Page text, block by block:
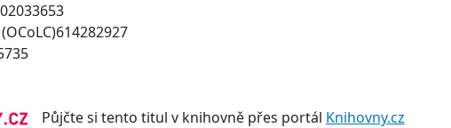
(OCoLC)614282927
Půjčte si tento titul v knihovně přes portál Knihovny.cz